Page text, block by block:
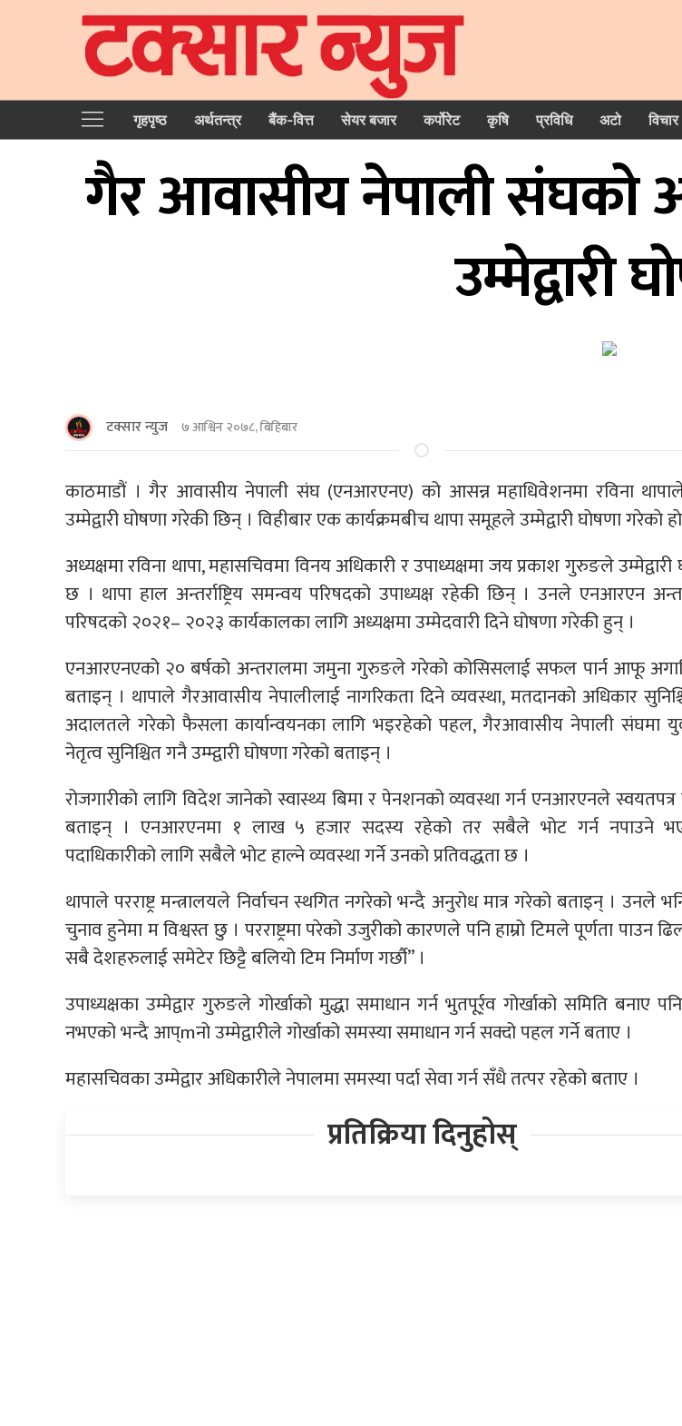
गृहपृष्‍ठ अर्थतन्त्र बैंक-वित्त सेयर बजार कर्पोरेट कृषि प्रविधि अटो विचार
गैर आवासीय नेपाली संघको
उम्मेद्वारी
टक्सार न्युज ७ आश्विन २०७८, बिहिबार
काठमाडौं । गैर आवासीय नेपाली संघ (एनआरएनए) को आसन्न महाधिवेशनमा रविना
उम्मेद्वारी घोषणा गरेकी छिन् । विहीबार एक कार्यक्रमबीच थापा समूहले उम्मेद्वारी घाेषणा गरेकाे
अध्यक्षमा रविना थापा, महासचिवमा विनय अधिकारी र उपाध्यक्षमा जय प्रकाश गुरुङले
छ । थापा हाल अन्तर्राष्ट्रिय समन्वय परिषदको उपाध्यक्ष रहेकी छिन् । उनले एनआरएन
परिषदको २०२१– २०२३ कार्यकालका लागि अध्यक्षमा उम्मेदवारी दिने घोषणा गरेकी हुन् ।
एनआरएनएको २० बर्षको अन्तरालमा जमुना गुरुङले गरेकाे कोसिसलाई सफल पार्न आफू
बताइन् । थापाले गैरआवासीय नेपालीलाई नागरिकता दिने व्यवस्था, मतदानको अधिकार
अदालतले गरेको फैसला कार्यान्वयनका लागि भइरहेको पहल, गैरआवासीय नेपाली संघमा
नेतृत्व सुनिश्चित गनै उम्म्द्वारी घोषणा गरेको बताइन् ।
रोजगारीको लागि विदेश जानेको स्वास्थ्य बिमा र पेनशनको व्यवस्था गर्न एनआरएनले
बताइन् । एनआरएनमा १ लाख ५ हजार सदस्य रहेको तर सबैले भोट गर्न नपाउने
पदाधिकारीको लागि सबैले भोट हाल्ने व्यवस्था गर्ने उनकाे प्रतिवद्धता छ ।
थापाले परराष्ट्र मन्त्रालयले निर्वाचन स्थगित नगरेको भन्दै अनुरोध मात्र गरेको बताइन् । उनले
चुनाव हुनेमा म विश्वस्त छु । परराष्ट्रमा परेको उजुरीको कारणले पनि हाम्रो टिमले पूर्णता पाउन
सबै देशहरुलाई समेटेर छिट्टै बलियो टिम निर्माण गर्छौ” ।
उपाध्यक्षका उम्मेद्वार गुरुङले गोर्खाको मुद्धा समाधान गर्न भुतपूर्र्व गोर्खाको समिति बनाए
नभएको भन्दै आप्mनो उम्मेद्वारीले गोर्खाको समस्या समाधान गर्न सक्दो पहल गर्ने बताए ।
महासचिवका उम्मेद्वार अधिकारीले नेपालमा समस्या पर्दा सेवा गर्न सँधै तत्पर रहेको बताए ।
प्रतिक्रिया दिनुहोस्